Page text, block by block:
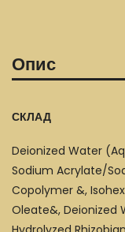
Опис
СКЛАД
Deionized Water
Sodium Acrylate/
Copolymer &,
Oleate&, Deionized